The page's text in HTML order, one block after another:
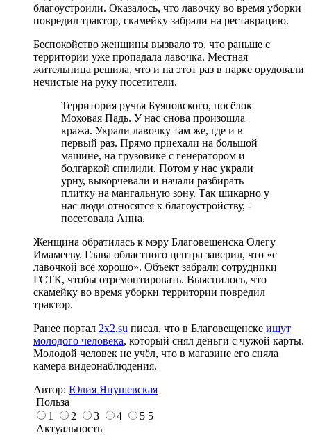
благоустроили. Оказалось, что лавочку во время уборки
повредил трактор, скамейку забрали на реставрацию.
Беспокойство женщины вызвало то, что раньше с
территории уже пропадала лавочка. Местная
жительница решила, что и на этот раз в парке орудовали
нечистые на руку посетители.
Территория ручья Буяновского, посёлок
Моховая Падь. У нас снова произошла
кража. Украли лавочку там же, где и в
первый раз. Прямо приехали на большой
машине, на грузовике с генератором и
болгаркой спилили. Потом у нас украли
урну, выкорчевали и начали разбирать
плитку на мангальную зону. Так шикарно у
нас люди относятся к благоустройству, -
посетовала Анна.
Женщина обратилась к мэру Благовещенска Олегу
Имамееву. Глава областного центра заверил, что «с
лавочкой всё хорошо». Объект забрали сотрудники
ГСТК, чтобы отремонтировать. Выяснилось, что
скамейку во время уборки территории повредил
трактор.
Ранее портал 2x2.su писал, что в Благовещенске ищут
молодого человека, который снял деньги с чужой карты.
Молодой человек не учёл, что в магазине его сняла
камера видеонаблюдения.
Автор: Юлия Янушевская
Польза
1
2 3 4 5 5
Актуальность